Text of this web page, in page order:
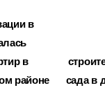
сада в
в
в
районе